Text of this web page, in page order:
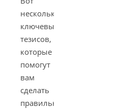
несколько
ключевых
тезисов,
которые
помогут
вам
сделать
правильный